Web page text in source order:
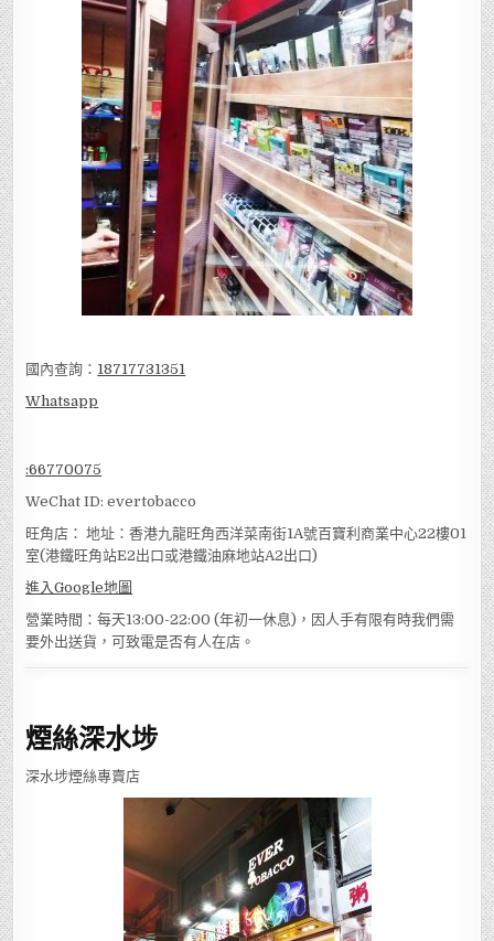
國內查詢： 18717731351
Whatsapp
:66770075
WeChat ID: evertobacco
旺角店： 地址：香港九龍旺角西洋菜南街1A號百寶利商業中心22樓01
室(港鐵旺角站E2出口或港鐵油麻地站A2出口)
進入Google地圖
營業時間：每天13:00-22:00 (年初一休息)，因人手有限有時我們需
要外出送貨，可致電是否有人在店。
煙絲深水埗
深水埗煙絲專賣店